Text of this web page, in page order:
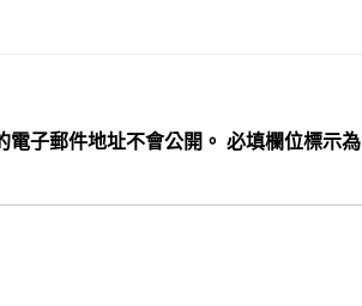
電子郵件地址不會公開。 必填欄位標示為